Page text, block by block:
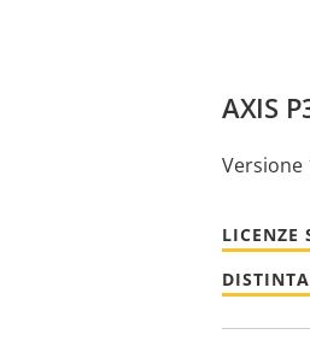
AXIS
Versione
LICENZE